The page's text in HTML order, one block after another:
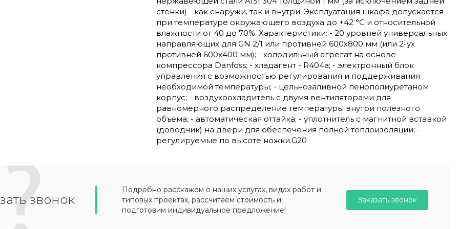
стенки) - как снаружи, так и внутри. Эксплуатация шкафа допускается
при температуре окружающего воздуха до +42 °С и относительной
влажности от 40 до 70%. Характеристики: - ​20 уровней универсальных
направляющих для GN 2/1 или противней 600х800 мм (или 2-ух
противней 600х400 мм); - холодильный агрегат на основе
компрессора Danfoss; - хладагент - R404a; - электронный блок
управления с возможностью регулирования и поддерживания
необходимой температуры; - цельнозаливной пенополиуретаном
корпус; - воздухоохладитель с двумя вентиляторами для
равномерного распределение температуры внутри полезного
объема; - автоматическая оттайка; - уплотнитель с магнитной вставкой
(доводчик) на двери для обеспечения полной теплоизоляции; -
регулируемые по высоте ножки.G20
звонок
Подробно расскажем о наших услугах, видах работ и
типовых проектах, рассчитаем стоимость и
подготовим индивидуальное предложение!
Заказать звонок